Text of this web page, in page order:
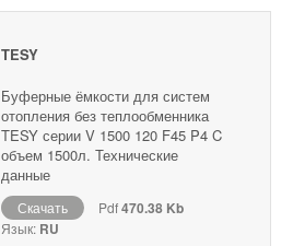
TESY
Буферные ёмкости для систем
отопления без теплообменника
TESY серии V 1500 120 F45 P4 C
объем 1500л. Технические
данные
Скачать Pdf470.38 Kb
Язык: RU